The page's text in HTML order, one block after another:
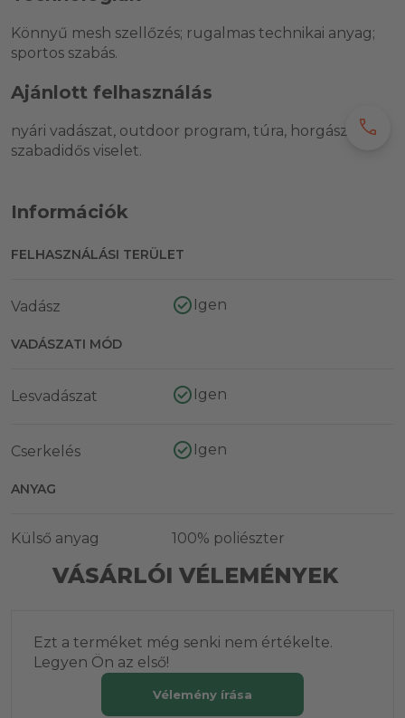
Könnyű mesh szellőzés; rugalmas technikai anyag;
sportos szabás.
Ajánlott felhasználás
nyári vadászat, outdoor program, túra, horgászat és
szabadidős viselet.
Információk
FELHASZNÁLÁSI TERÜLET
Vadász Igen
VADÁSZATI MÓD
Lesvadászat Igen
Cserkelés Igen
ANYAG
Külső anyag 100% poliészter
VÁSÁRLÓI VÉLEMÉNYEK
Ezt a terméket még senki nem értékelte.
Legyen Ön az első!
Vélemény írása
call